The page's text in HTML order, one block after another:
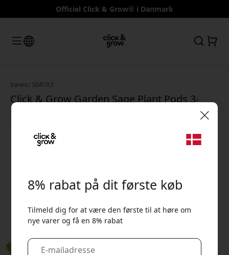
Officiel Click & Grow® i Danmark
Varenr.: SGR7X3
Click & Grow Garden Sage Plant Pods 3-
pack til Smart Garden – spiselig salvie til
8% rabat på dit første køb
Tilmeld dig for at være den første til at høre om
nye varer og få en 8% rabat
Brug denne kode ved kassen for at få 8% rabat.